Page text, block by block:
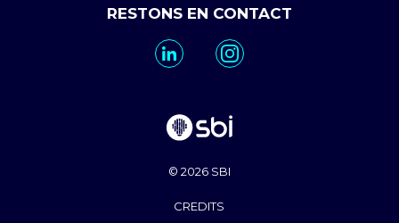
RESTONS EN CONTACT
© 2026 SBI
CREDITS